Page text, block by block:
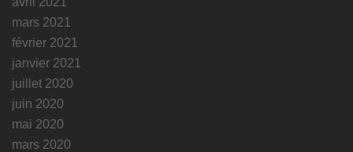
mars 2021
février 2021
janvier 2021
juillet 2020
juin 2020
mai 2020
mars 2020